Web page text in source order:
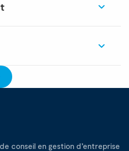
conseil en gestion d’entreprise